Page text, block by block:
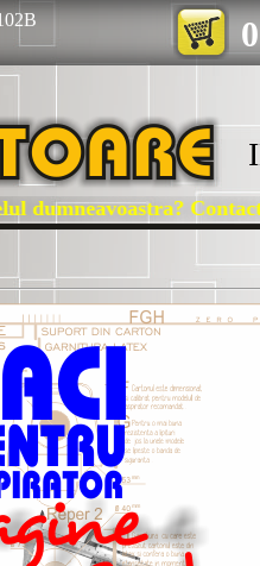
0
Contactati-